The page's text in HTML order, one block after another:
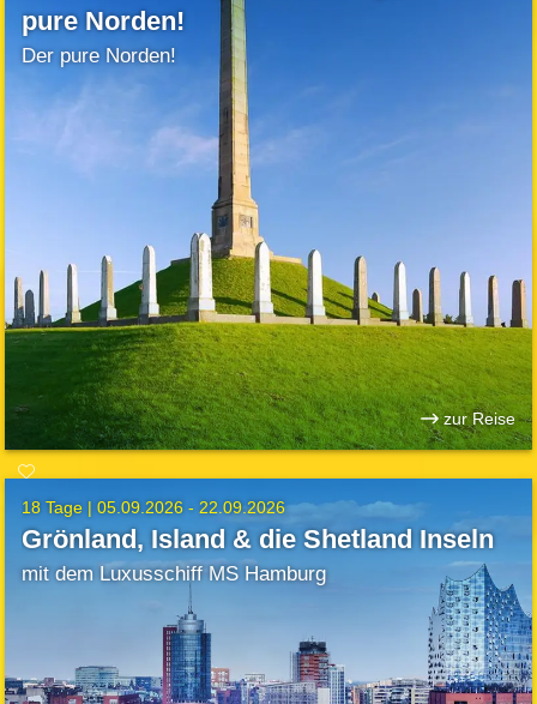
pure Norden!
Der pure Norden!
zur Reise
18 Tage |05.09.2026 - 22.09.2026
Grönland, Island & die Shetland Inseln
mit dem Luxusschiff MS Hamburg